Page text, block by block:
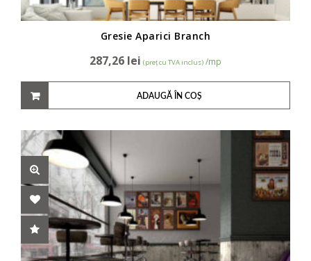
Gresie Aparici Branch
287,26 lei (preț cu TVA inclus) /mp
ADAUGĂ ÎN COȘ